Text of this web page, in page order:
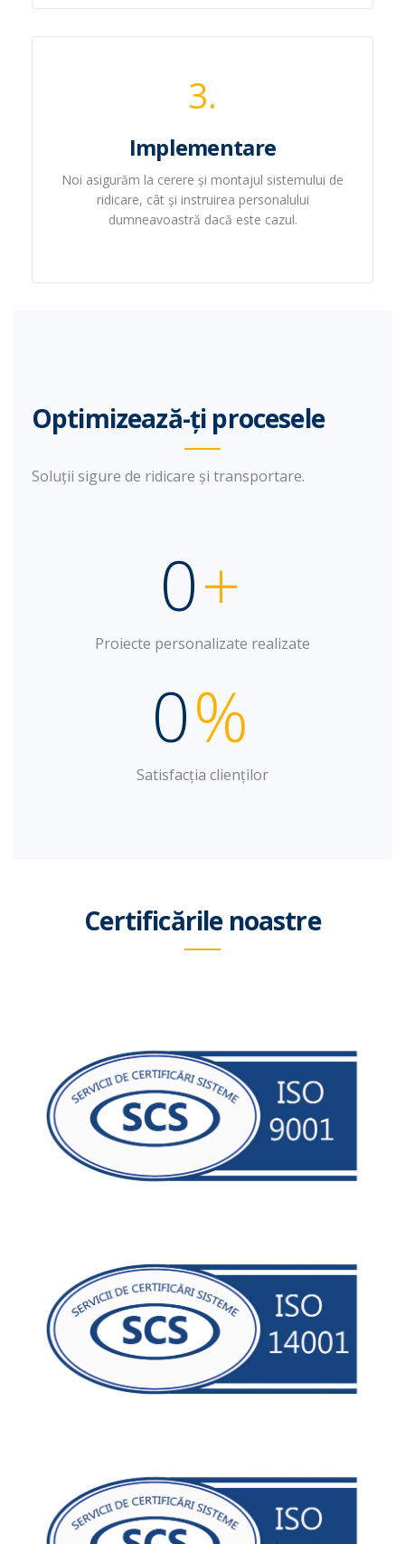
3.
Implementare
Noi asigurăm la cerere și montajul sistemului de
ridicare, cât și instruirea personalului
dumneavoastră dacă este cazul.
Optimizează-ți procesele
Soluții sigure de ridicare și transportare.
0+
Proiecte personalizate realizate
0%
Satisfacția clienților
Certificările noastre